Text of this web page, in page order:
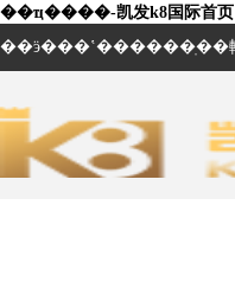
��ҵ����-凯发k8国际首页